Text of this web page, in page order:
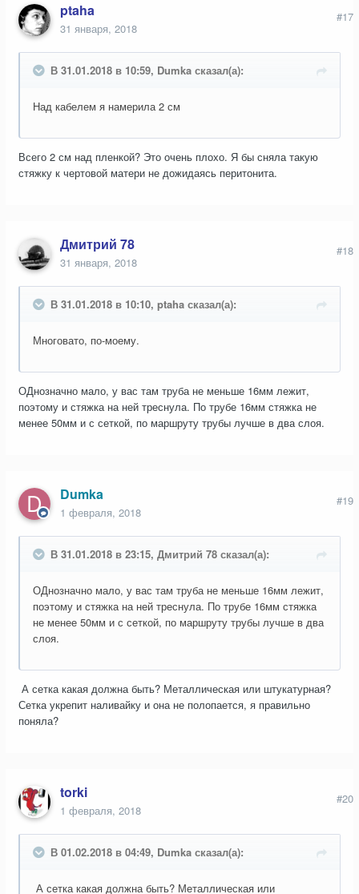
ptaha
31 января, 2018
#17
В 31.01.2018 в 10:59, Dumka сказал(а):
Над кабелем я намерила 2 см
Всего 2 см над пленкой? Это очень плохо. Я бы сняла такую
стяжку к чертовой матери не дожидаясь перитонита.
Дмитрий 78
31 января, 2018
#18
В 31.01.2018 в 10:10, ptaha сказал(а):
Многовато, по-моему.
ОДнозначно мало, у вас там труба не меньше 16мм лежит,
поэтому и стяжка на ней треснула. По трубе 16мм стяжка не
менее 50мм и с сеткой, по маршруту трубы лучше в два слоя.
Dumka
1 февраля, 2018
#19
В 31.01.2018 в 23:15, Дмитрий 78 сказал(а):
ОДнозначно мало, у вас там труба не меньше 16мм лежит,
поэтому и стяжка на ней треснула. По трубе 16мм стяжка
не менее 50мм и с сеткой, по маршруту трубы лучше в два
слоя.
А сетка какая должна быть? Металлическая или штукатурная?
Сетка укрепит наливайку и она не полопается, я правильно
поняла?
torki
1 февраля, 2018
#20
В 01.02.2018 в 04:49, Dumka сказал(а):
А сетка какая должна быть? Металлическая или